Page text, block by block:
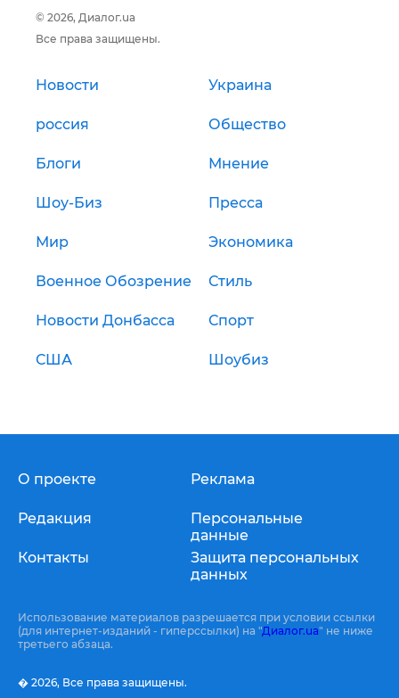
© 2026, Диалог.ua
Все права защищены.
Новости Украина
россия Общество
Блоги Мнение
Шоу-Биз Пресса
Мир Экономика
Военное Обозрение Стиль
Новости Донбасса Спорт
США Шоубиз
О проекте
Редакция
Контакты
Реклама
Персональные
данные
Защита персональных
данных
Использование материалов разрешается при условии ссылки
(для интернет-изданий - гиперссылки) на "Диалог.ua" не ниже
третьего абзаца.
� 2026, Все права защищены.